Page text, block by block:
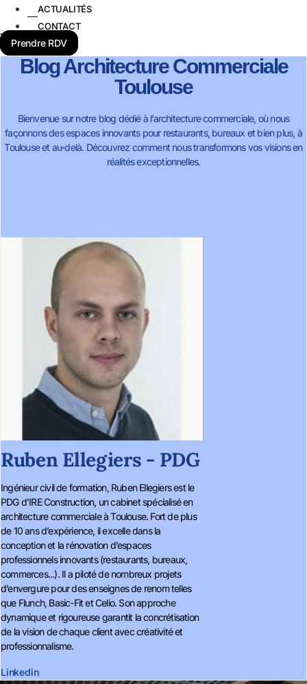
ACTUALITÉS
CONTACT
Prendre RDV
Blog Architecture Commerciale
Toulouse
Bienvenue sur notre blog dédié à l’architecture commerciale, où nous
façonnons des espaces innovants pour restaurants, bureaux et bien plus, à
Toulouse et au-delà. Découvrez comment nous transformons vos visions en
réalités exceptionnelles.
Ruben Ellegiers - PDG
Ingénieur civil de formation, Ruben Ellegiers est le
PDG d’IRE Construction, un cabinet spécialisé en
architecture commerciale à Toulouse. Fort de plus
de 10 ans d’expérience, il excelle dans la
conception et la rénovation d’espaces
professionnels innovants (restaurants, bureaux,
commerces...). Il a piloté de nombreux projets
d’envergure pour des enseignes de renom telles
que Flunch, Basic-Fit et Celio. Son approche
dynamique et rigoureuse garantit la concrétisation
de la vision de chaque client avec créativité et
professionnalisme.
Linkedin